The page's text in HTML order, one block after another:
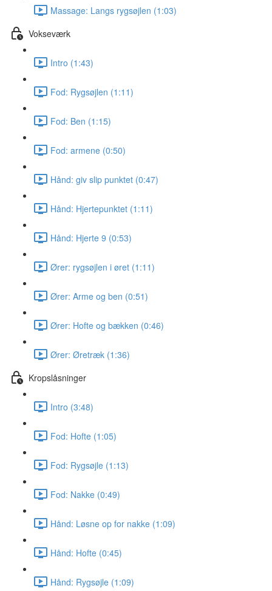
Massage: Langs rygsøjlen (1:03)
Vokseværk
Intro (1:43)
Fod: Rygsøjlen (1:11)
Fod: Ben (1:15)
Fod: armene (0:50)
Hånd: giv slip punktet (0:47)
Hånd: Hjertepunktet (1:11)
Hånd: Hjerte 9 (0:53)
Ører: rygsøjlen i øret (1:11)
Ører: Arme og ben (0:51)
Ører: Hofte og bækken (0:46)
Ører: Øretræk (1:36)
Kropslåsninger
Intro (3:48)
Fod: Hofte (1:05)
Fod: Rygsøjle (1:13)
Fod: Nakke (0:49)
Hånd: Løsne op for nakke (1:09)
Hånd: Hofte (0:45)
Hånd: Rygsøjle (1:09)